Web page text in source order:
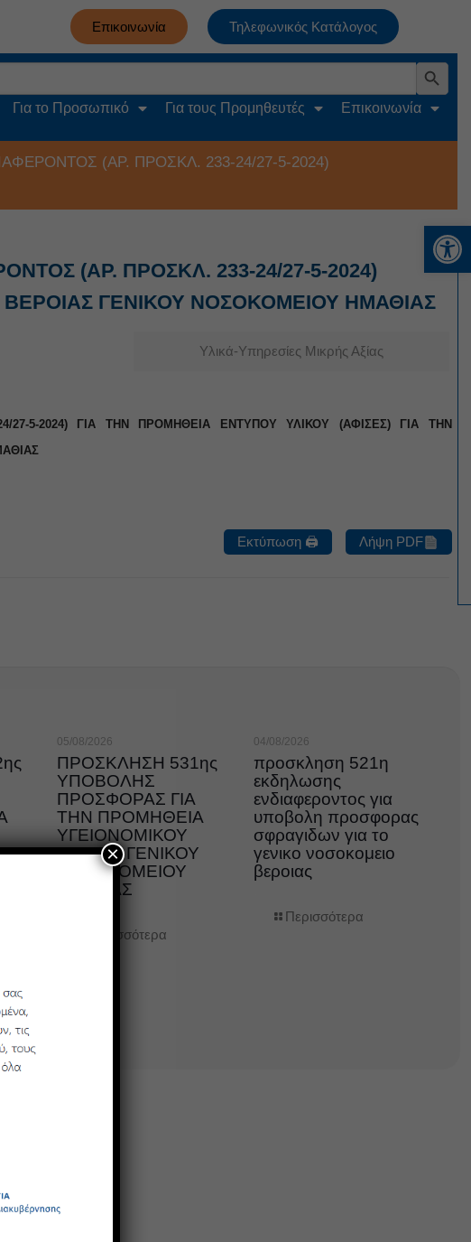
Επικοινωνία Τηλεφωνικός Κατάλογος
Search Button
Για το Προσωπικό Για τους Προμηθευτές Επικοινωνία
(ΑΡ. ΠΡΟΣΚΛ. 233-24/27-5-2024)
(ΑΡ. ΠΡΟΣΚΛ. 233-24/27-5-2024)
ΓΕΝΙΚΟΥ ΝΟΣΟΚΟΜΕΙΟΥ ΗΜΑΘΙΑΣ
Υλικά-Υπηρεσίες Μικρής Αξίας
5-2024) ΓΙΑ ΤΗΝ ΠΡΟΜΗΘΕΙΑ ΕΝΤΥΠΟΥ ΥΛΙΚΟΥ (ΑΦΙΣΕΣ) ΓΙΑ ΤΗΝ
Εκτύπωση 🖨
Λήψη PDF
05/08/2026
ΠΡΟΣΚΛΗΣΗ 531ης
ΥΠΟΒΟΛΗΣ
ΠΡΟΣΦΟΡΑΣ ΓΙΑ
ΤΗΝ ΠΡΟΜΗΘΕΙΑ
ΥΓΕΙΟΝΟΜΙΚΟΥ
ΥΛΙΚΟΥ, ΓΕΝΙΚΟΥ
ΝΟΣΟΚΟΜΕΙΟΥ
ΒΕΡΟΙΑΣ
Περισσότερα
04/08/2026
προσκληση 521η
εκδηλωσης
ενδιαφεροντος για
υποβολη προσφορας
σφραγιδων για το
γενικο νοσοκομειο
βεροιας
Περισσότερα
×